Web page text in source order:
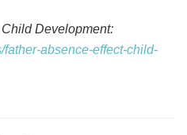
Development:
absence-effect-child-